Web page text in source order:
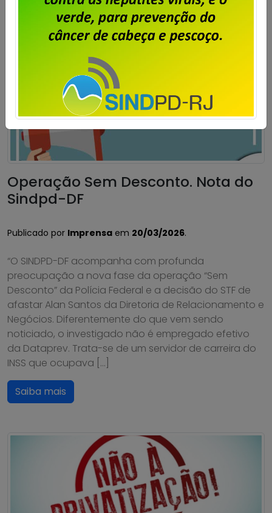
Operação Sem Desconto. Nota do
Sindpd-DF
Publicado por Imprensa em 20/03/2026.
“O SINDPD-DF acompanha com profunda
preocupação a nova fase da operação “Sem
Desconto” da Polícia Federal e a decisão do STF de
afastar Alan Santos da Diretoria de Relacionamento e
Negócios. Diferentemente do que vem sendo
noticiado, o investigado não é empregado efetivo
da Dataprev. Trata-se de um servidor de carreira do
INSS que ocupava […]
Saiba mais